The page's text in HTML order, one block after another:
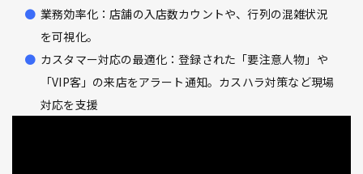
業務効率化：店舗の入店数カウントや、行列の混雑状況
を可視化。
カスタマー対応の最適化：登録された「要注意人物」や
「VIP客」の来店をアラート通知。カスハラ対策など現場
対応を支援